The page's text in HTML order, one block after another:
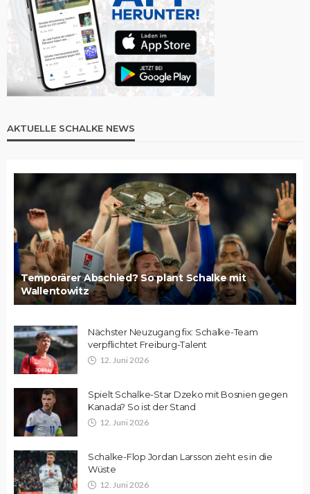
AKTUELLE SCHALKE NEWS
Temporärer Abschied? So plant Schalke mit
Wallentowitz
Nächster Neuzugang fix: Schalke-Team
verpflichtet Freiburg-Talent
12. Juni 2026
Spielt Schalke-Star Dzeko mit Bosnien gegen
Kanada? So ist der Stand
12. Juni 2026
Schalke-Flop Jordan Larsson zieht es in die
Wüste
12. Juni 2026